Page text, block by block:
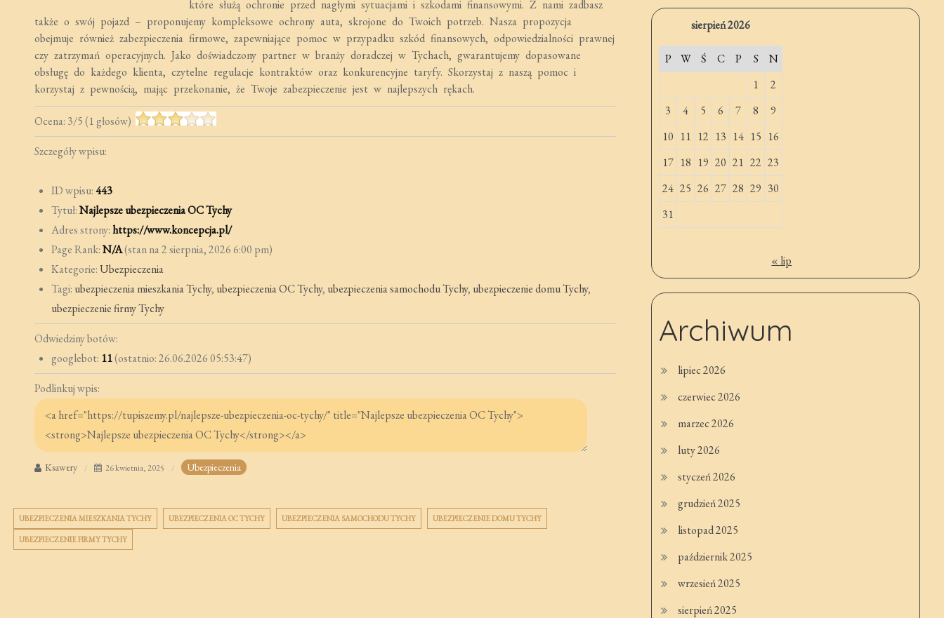
które służą ochronie przed nagłymi sytuacjami i szkodami finansowymi. Z nami zadbasz
także o swój pojazd – proponujemy kompleksowe ochrony auta, skrojone do Twoich potrzeb. Nasza propozycja
obejmuje również zabezpieczenia firmowe, zapewniające pomoc w przypadku szkód finansowych, odpowiedzialności prawnej
czy zatrzymań operacyjnych. Jako doświadczony partner w branży doradczej w Tychach, gwarantujemy dopasowane
obsługę do każdego klienta, czytelne regulacje kontraktów oraz konkurencyjne taryfy. Skorzystaj z naszą pomoc i
korzystaj z pewnością, mając przekonanie, że Twoje zabezpieczenie jest w najlepszych rękach.
Ocena: 3/5(1głosów)
Szczegóły wpisu:
ID wpisu:443
Tytuł:Najlepsze ubezpieczenia OC Tychy
Adres strony:https://www.koncepcja.pl/
Page Rank:N/A(stan na 2 sierpnia, 2026 6:00 pm)
Kategorie:Ubezpieczenia
Tagi: ubezpieczenia mieszkania Tychy, ubezpieczenia OC Tychy, ubezpieczenia samochodu Tychy, ubezpieczenie domu Tychy,
ubezpieczenie firmy Tychy
Odwiedziny botów:
googlebot: 11(ostatnio: 26.06.2026 05:53:47)
Podlinkuj wpis:
Ksawery 26 kwietnia, 2025 Ubezpieczenia
UBEZPIECZENIA MIESZKANIA TYCHY UBEZPIECZENIA OC TYCHY UBEZPIECZENIA SAMOCHODU TYCHY UBEZPIECZENIE DOMU TYCHY
UBEZPIECZENIE FIRMY TYCHY
sierpień 2026
P W Ś C P S
N
1
2
3
4 5 6 7 8
9
10 11 12 13 14 15 16
17 18 19 20 21 22 23
24 25 26 27 28 29 30
31
« lip
Archiwum
lipiec 2026
czerwiec 2026
marzec 2026
luty 2026
styczeń 2026
grudzień 2025
listopad 2025
październik 2025
wrzesień 2025
sierpień 2025